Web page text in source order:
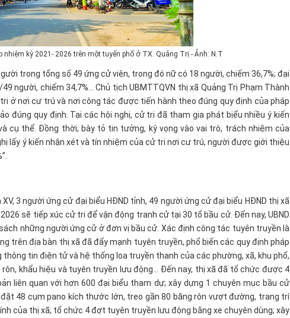
nhiệm kỳ 2021- 2026 trên một tuyến phố ở TX. Quảng Trị - Ảnh: N.T​
trong tổng số 49 ứng cử viên, trong đó nữ có 18 người, chiếm 36,7%; đại
người, chiếm 34,7%... Chủ tịch UBMTTQVN thị xã Quảng Trị Phạm Thành
ở nơi cư trú và nơi công tác được tiến hành theo đúng quy định của pháp
đúng quy định. Tại các hội nghị, cử tri đã tham gia phát biểu nhiều ý kiến
cụ thể. Đồng thời, bày tỏ tin tưởng, kỳ vọng vào vai trò, trách nhiệm của
lấy ý kiến nhận xét và tín nhiệm của cử tri nơi cư trú, người được giới thiệu
3 người ứng cử đại biểu HĐND tỉnh, 49 người ứng cử đại biểu HĐND thị xã
sẽ tiếp xúc cử tri để vận động tranh cử tại 30 tổ bầu cử. Đến nay, UBND
những người ứng cử ở đơn vị bầu cử. Xác định công tác tuyên truyền là
trên địa bàn thị xã đã đẩy mạnh tuyên truyền, phổ biến các quy định pháp
tin điện tử và hệ thống loa truyền thanh của các phường, xã, khu phố,
khẩu hiệu và tuyên truyền lưu động… Đến nay, thị xã đã tổ chức được 4
liên quan với hơn 600 đại biểu tham dự; xây dựng 1 chuyên mục bầu cử
48 cụm pano kích thước lớn, treo gần 80 băng rôn vượt đường, trang trí
của thị xã; tổ chức 4 đợt tuyên truyền lưu động bằng xe chuyên dùng; xây